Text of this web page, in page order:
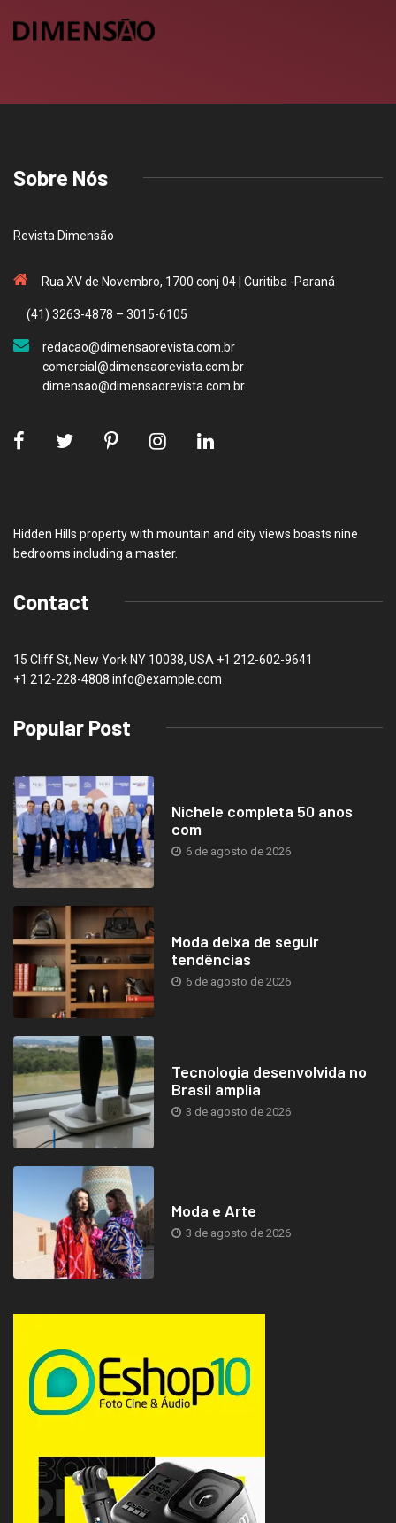
Sobre Nós
Revista Dimensão
Rua XV de Novembro, 1700 conj 04 | Curitiba -Paraná
(41) 3263-4878 – 3015-6105
redacao@dimensaorevista.com.br
comercial@dimensaorevista.com.br
dimensao@dimensaorevista.com.br
Hidden Hills property with mountain and city views boasts nine
bedrooms including a master.
Contact
15 Cliff St, New York NY 10038, USA +1 212-602-9641
+1 212-228-4808 info@example.com
Popular Post
Nichele completa 50 anos
com
6 de agosto de 2026
Moda deixa de seguir
tendências
6 de agosto de 2026
Tecnologia desenvolvida no
Brasil amplia
3 de agosto de 2026
Moda e Arte
3 de agosto de 2026